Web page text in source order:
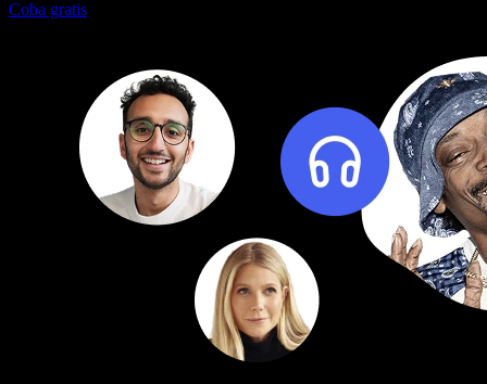
Coba gratis